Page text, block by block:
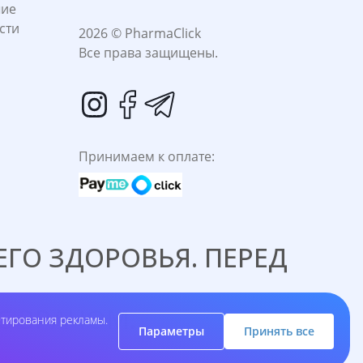
рекламы.
Параметры Принять все
2026 © PharmaClick
Все права защищены.
Принимаем к оплате:
ЗДОРОВЬЯ. ПЕРЕД
ВРАЧОМ.